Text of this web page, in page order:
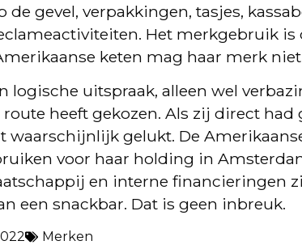
de gevel, verpakkingen, tasjes,
Het merkgebruik
keten mag haar merk
logische uitspraak, alleen wel
route heeft gekozen. Als zij direct
waarschijnlijk gelukt. De
voor haar holding in
en interne financieringen
een snackbar. Dat is geen inbreuk.
Merken